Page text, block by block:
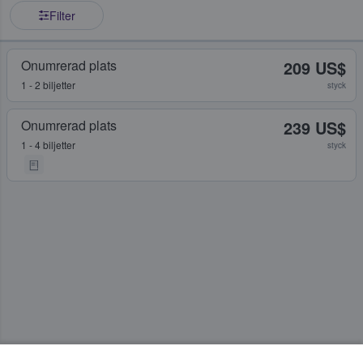
Filter
Onumrerad plats
1 - 2 biljetter
209 US$
styck
Onumrerad plats
1 - 4 biljetter
239 US$
styck